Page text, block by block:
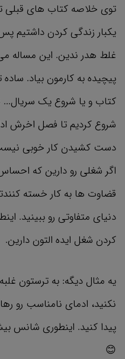
توی خلاصه کتاب های قبلی
یکبار زندگی کردن داشتیم
غلط هدر ندین. این مساله
پیچیده به کارمون بیاد.
کتاب و یا شروع یک
شروع کردیم تا فصل اخرش
دست کشیدن کار خوبی
اگر شغلی رو دارین که
قضاوت ها به کار خسته
دنیای متفاوتی رو ببینید.
کردن شغل ایده التون دارین.
یه مثال دیگه: به ترستون
نکنید، ادمای نامناسب رو
پیدا کنید. اینطوری شانس
😊